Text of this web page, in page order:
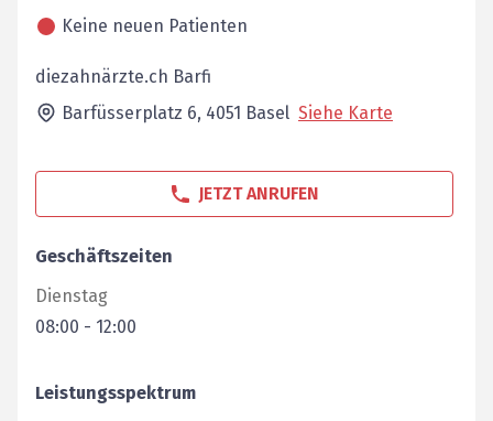
Keine neuen Patienten
diezahnärzte.ch Barfi
Barfüsserplatz 6, 4051 Basel Siehe Karte
JETZT ANRUFEN
Geschäftszeiten
Dienstag
08:00 - 12:00
Leistungsspektrum